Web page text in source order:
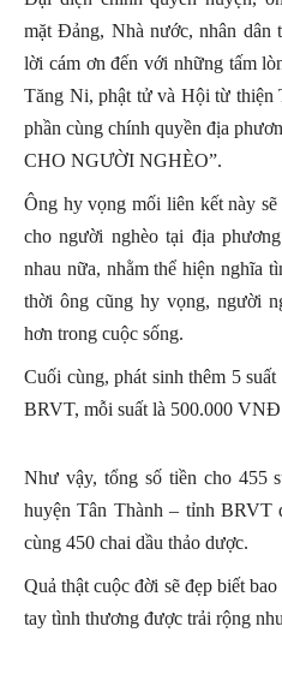
mặt Đảng, Nhà nước, nhân dân
lời cám ơn đến với những tấm
Tăng Ni, phật tử và Hội từ thiện
phần cùng chính quyền địa
CHO NGƯỜI NGHÈO”.
Ông hy vọng mối liên kết này
cho người nghèo tại địa
nhau nữa, nhằm thể hiện nghĩa
thời ông cũng hy vọng, người
hơn trong cuộc sống.
Cuối cùng, phát sinh thêm 5
BRVT, mỗi suất là 500.000 VNĐ
Như vậy, tổng số tiền cho 455
huyện Tân Thành – tỉnh
cùng 450 chai dầu thảo dược.
Quả thật cuộc đời sẽ đẹp biết
tay tình thương được trải rộng